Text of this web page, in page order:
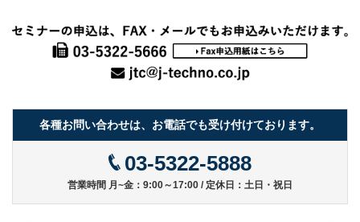
各種お問い合わせは、お電話でも受け付けております。
03-5322-5888
営業時間 月~金：9:00～17:00 / 定休日：土日・祝日